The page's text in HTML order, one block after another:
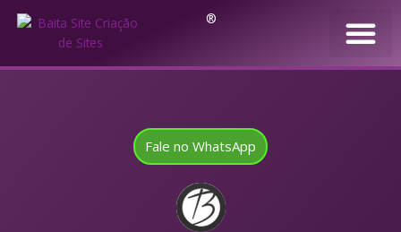
®
Fale no WhatsApp